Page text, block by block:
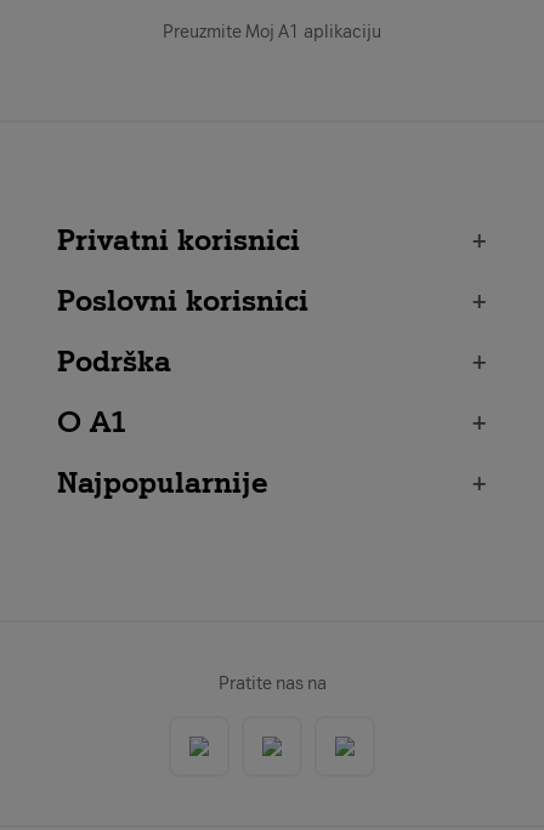
Preuzmite Moj A1 aplikaciju
Privatni korisnici
+
Poslovni korisnici
+
Podrška
+
O A1
+
Najpopularnije
+
Pratite nas na